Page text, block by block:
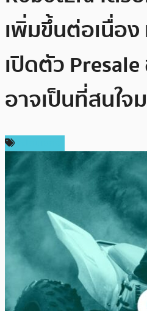
เพิ่มขึ้นต่อเนื่อง
เปิดตัว
อาจเป็นที่สนใจ